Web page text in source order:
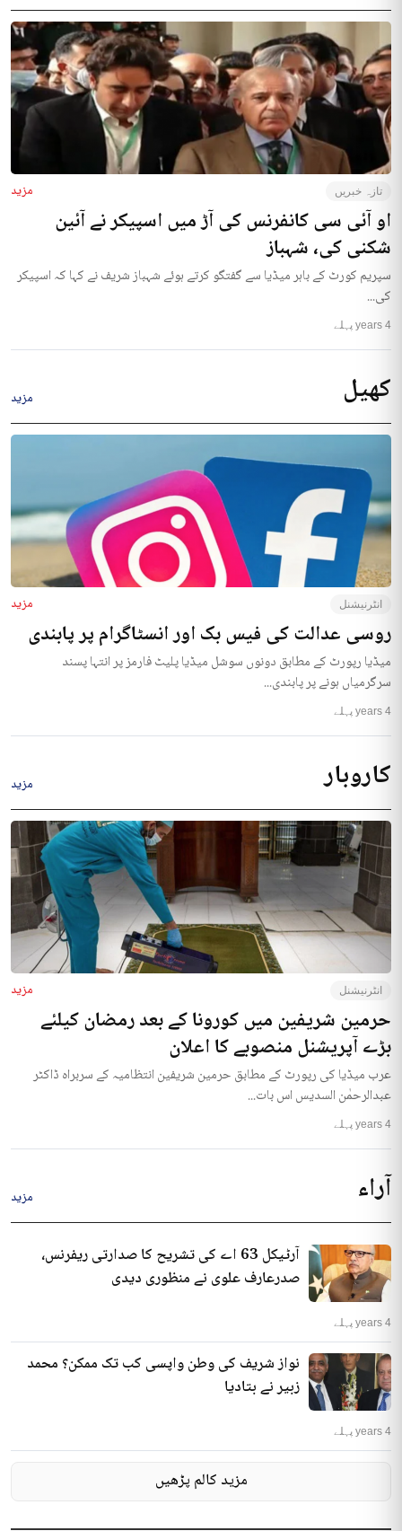
تازہ خبریں مزید
او آئی سی کانفرنس کی آڑ میں اسپیکر نے آئین
شکنی کی، شہباز
سپریم کورٹ کے باہر میڈیا سے گفتگو کرتے ہوئے شہباز شریف نے کہا کہ اسپیکر
کی...
4 years پہلے
کھیل مزید
انٹرنیشنل مزید
روسی عدالت کی فیس بک اور انسٹاگرام پر پابندی
میڈیا رپورٹ کے مطابق دونوں سوشل میڈیا پلیٹ فارمز پر انتہا پسند
سرگرمیاں ہونے پر پابندی...
4 years پہلے
کاروبار مزید
انٹرنیشنل مزید
حرمین شریفین میں کورونا کے بعد رمضان کیلئے
بڑے آپریشنل منصوبے کا اعلان
عرب میڈیا کی رپورٹ کے مطابق حرمین شریفین انتظامیہ کے سربراہ ڈاکٹر
عبدالرحمٰن السدیس اس بات...
4 years پہلے
آراء مزید
آرٹیکل 63 اے کی تشریح کا صدارتی ریفرنس،
صدرعارف علوی نے منظوری دیدی
4 years پہلے
نواز شریف کی وطن واپسی کب تک ممکن؟ محمد
زبیر نے بتادیا
4 years پہلے
مزید کالم پڑھیں